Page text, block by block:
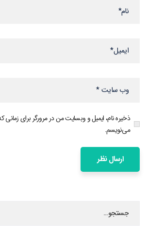
ذخیره نام، ایمیل و وبسایت من در مرورگر برای زمانی
می‌نویسم.